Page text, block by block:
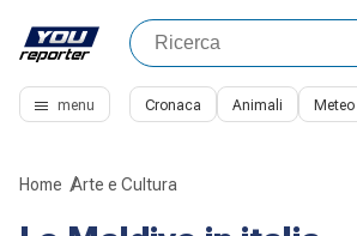
menu Cronaca Animali Meteo
Home Arte e Cultura